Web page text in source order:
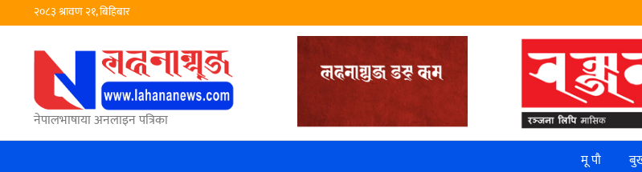
२०८३ श्रावण २१, बिहिबार
नेपालभाषाया अनलाइन पत्रिका
मू पौ